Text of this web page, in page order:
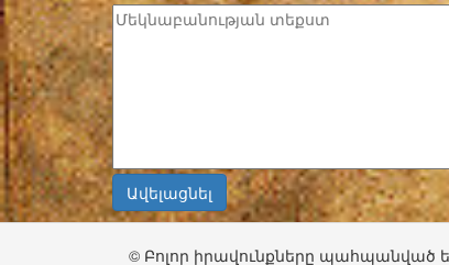
© Բոլոր իրավունքները պահպանված